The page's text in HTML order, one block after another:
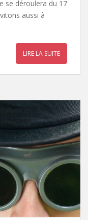
se déroulera du 17
aussi à
LIRE LA SUITE